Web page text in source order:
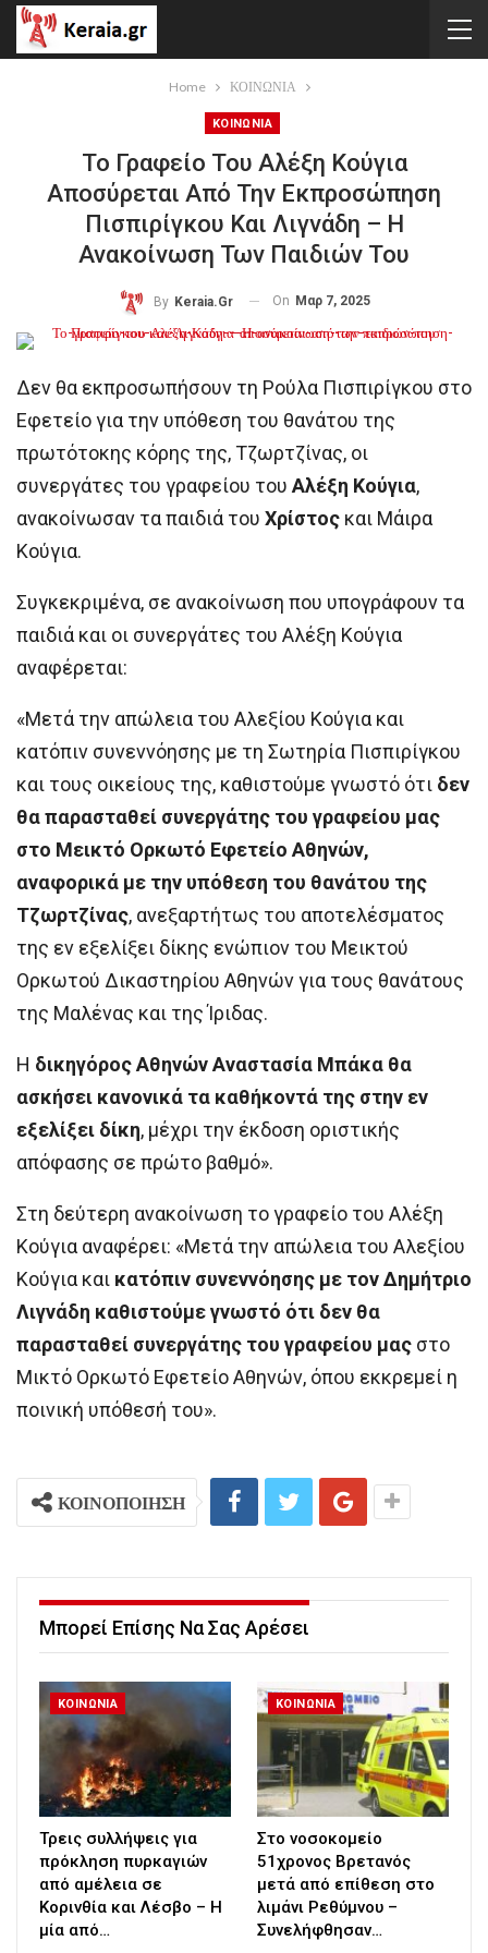
Home ΚΟΙΝΩΝΙΑ
ΚΟΙΝΩΝΙΑ
Το Γραφείο Του Αλέξη Κούγια
Αποσύρεται Από Την Εκπροσώπηση
Πισπιρίγκου Και Λιγνάδη – Η
Ανακοίνωση Των Παιδιών Του
By Keraia.gr On Μαρ 7, 2025
Δεν θα εκπροσωπήσουν τη Ρούλα Πισπιρίγκου στο
Εφετείο για την υπόθεση του θανάτου της
πρωτότοκης κόρης της, Τζωρτζίνας, οι
συνεργάτες του γραφείου του Αλέξη Κούγια,
ανακοίνωσαν τα παιδιά του Χρίστος και Μάιρα
Κούγια.
Συγκεκριμένα, σε ανακοίνωση που υπογράφουν τα
παιδιά και οι συνεργάτες του Αλέξη Κούγια
αναφέρεται:
«Μετά την απώλεια του Αλεξίου Κούγια και
κατόπιν συνεννόησης με τη Σωτηρία Πισπιρίγκου
και τους οικείους της, καθιστούμε γνωστό ότι δεν
θα παρασταθεί συνεργάτης του γραφείου μας
στο Μεικτό Ορκωτό Εφετείο Αθηνών,
αναφορικά με την υπόθεση του θανάτου της
Τζωρτζίνας, ανεξαρτήτως του αποτελέσματος
της εν εξελίξει δίκης ενώπιον του Μεικτού
Ορκωτού Δικαστηρίου Αθηνών για τους θανάτους
της Μαλένας και της Ίριδας.
Η δικηγόρος Αθηνών Αναστασία Μπάκα θα
ασκήσει κανονικά τα καθήκοντά της στην εν
εξελίξει δίκη, μέχρι την έκδοση οριστικής
απόφασης σε πρώτο βαθμό».
Στη δεύτερη ανακοίνωση το γραφείο του Αλέξη
Κούγια αναφέρει: «Μετά την απώλεια του Αλεξίου
Κούγια και κατόπιν συνεννόησης με τον Δημήτριο
Λιγνάδη καθιστούμε γνωστό ότι δεν θα
παρασταθεί συνεργάτης του γραφείου μας στο
Μικτό Ορκωτό Εφετείο Αθηνών, όπου εκκρεμεί η
ποινική υπόθεσή του».
ΚΟΙΝΟΠΟΙΗΣΗ
Μπορεί Επίσης Να Σας Αρέσει
ΚΟΙΝΩΝΙΑ
Τρεις συλλήψεις για
πρόκληση πυρκαγιών
από αμέλεια σε
Κορινθία και Λέσβο – Η
μία από…
ΚΟΙΝΩΝΙΑ
Στο νοσοκομείο
51χρονος Βρετανός
μετά από επίθεση στο
λιμάνι Ρεθύμνου –
Συνελήφθησαν…